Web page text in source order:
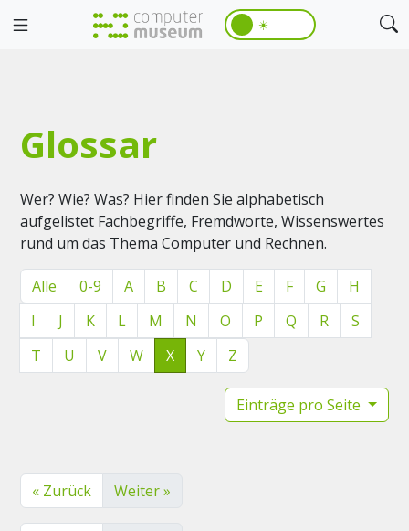
☀️
Glossar
Wer? Wie? Was? Hier finden Sie alphabetisch
aufgelistet Fachbegriffe, Fremdworte, Wissenswertes
rund um das Thema Computer und Rechnen.
Alle 0-9 A B C D E F G
H
I
J K L M N O P Q R
S
T
U V W X Y Z
Einträge pro Seite
« Zurück Weiter »